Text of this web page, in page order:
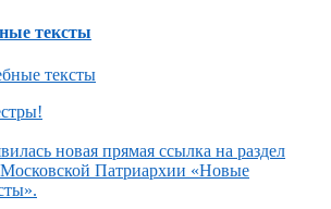
тексты
новая прямая ссылка на раздел
Московской Патриархии «Новые